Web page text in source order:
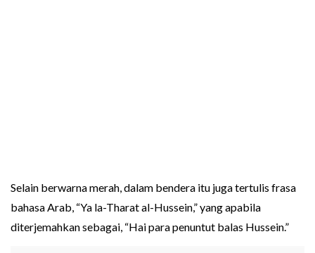
Selain berwarna merah, dalam bendera itu juga tertulis frasa
bahasa Arab, “Ya la-Tharat al-Hussein,” yang apabila
diterjemahkan sebagai, “Hai para penuntut balas Hussein.”